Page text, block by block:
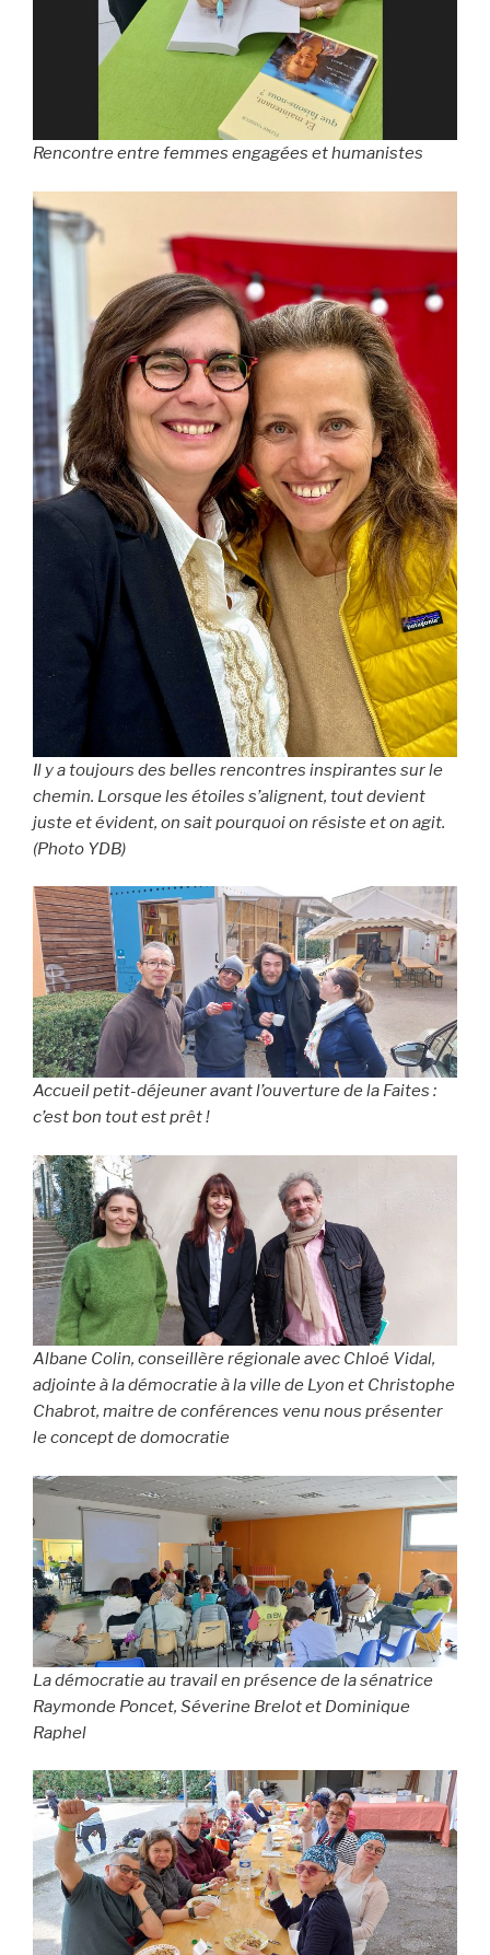
Rencontre entre femmes engagées et humanistes
Il y a toujours des belles rencontres inspirantes sur le
chemin. Lorsque les étoiles s’alignent, tout devient
juste et évident, on sait pourquoi on résiste et on agit.
(Photo YDB)
Accueil petit-déjeuner avant l’ouverture de la Faites :
c’est bon tout est prêt !
Albane Colin, conseillère régionale avec Chloé Vidal,
adjointe à la démocratie à la ville de Lyon et Christophe
Chabrot, maitre de conférences venu nous présenter
le concept de domocratie
La démocratie au travail en présence de la sénatrice
Raymonde Poncet, Séverine Brelot et Dominique
Raphel